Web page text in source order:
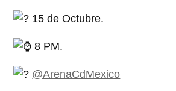
15 de Octubre.
8 PM.
@ArenaCdMexico